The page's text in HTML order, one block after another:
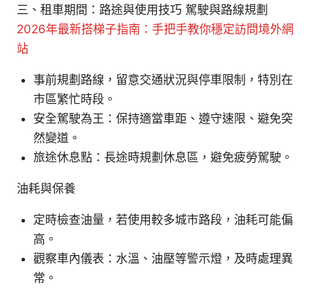
三、租車期間：路途與使用技巧 駕駛與路線規劃
2026年最新搭梯子指南：手把手教你穩定訪問境外網
站
事前規劃路線，留意交通狀況與停車限制，特別在
市區繁忙時段。
安全駕駛為王：保持適當車距、遵守速限、避免突
然變道。
旅途休息點：長途時規劃休息區，避免疲勞駕駛。
油耗與保養
定時檢查油量，若使用較多城市路段，油耗可能偏
高。
觀察車內儀表：水溫、油壓等警示燈，及時處理異
常。